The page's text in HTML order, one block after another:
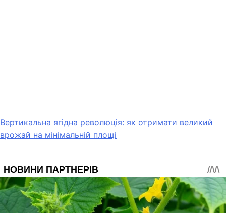
Вертикальна ягідна революція: як отримати великий
врожай на мінімальній площі